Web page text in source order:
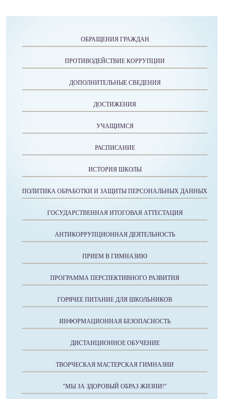
ОБРАЩЕНИЯ ГРАЖДАН
ПРОТИВОДЕЙСТВИЕ КОРРУПЦИИ
ДОПОЛНИТЕЛЬНЫЕ СВЕДЕНИЯ
ДОСТИЖЕНИЯ
УЧАЩИМСЯ
РАСПИСАНИЕ
ИСТОРИЯ ШКОЛЫ
ПОЛИТИКА ОБРАБОТКИ И ЗАЩИТЫ ПЕРСОНАЛЬНЫХ ДАННЫХ
ГОСУДАРСТВЕННАЯ ИТОГОВАЯ АТТЕСТАЦИЯ
АНТИКОРРУПЦИОННАЯ ДЕЯТЕЛЬНОСТЬ
ПРИЕМ В ГИМНАЗИЮ
ПРОГРАММА ПЕРСПЕКТИВНОГО РАЗВИТИЯ
ГОРЯЧЕЕ ПИТАНИЕ ДЛЯ ШКОЛЬНИКОВ
ИНФОРМАЦИОННАЯ БЕЗОПАСНОСТЬ
ДИСТАНЦИОННОЕ ОБУЧЕНИЕ
ТВОРЧЕСКАЯ МАСТЕРСКАЯ ГИМНАЗИИ
"МЫ ЗА ЗДОРОВЫЙ ОБРАЗ ЖИЗНИ!"